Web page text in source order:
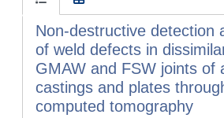
Non-destructive detection
of weld defects in
GMAW and FSW joints of
castings and plates
computed tomography